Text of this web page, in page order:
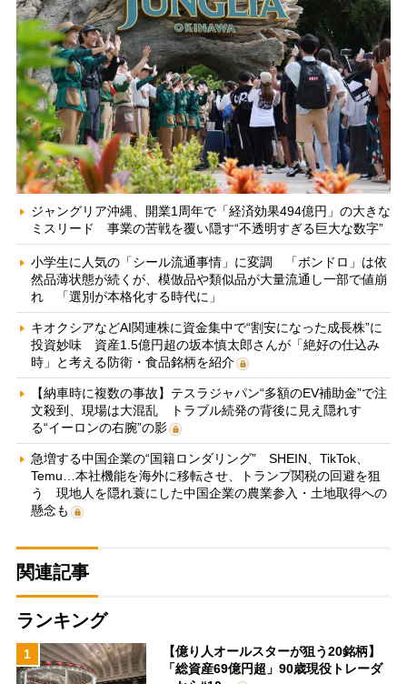
ジャングリア沖縄、開業1周年で「経済効果494億円」の大きな
ミスリード 事業の苦戦を覆い隠す“不透明すぎる巨大な数字”
小学生に人気の「シール流通事情」に変調 「ボンドロ」は依
然品薄状態が続くが、模倣品や類似品が大量流通し一部で値崩
れ 「選別が本格化する時代に」
キオクシアなどAI関連株に資金集中で“割安になった成長株”に
投資妙味 資産1.5億円超の坂本慎太郎さんが「絶好の仕込み
時」と考える防衛・食品銘柄を紹介
【納車時に複数の事故】テスラジャパン“多額のEV補助金”で注
文殺到、現場は大混乱 トラブル続発の背後に見え隠れす
る“イーロンの右腕”の影
急増する中国企業の“国籍ロンダリング” SHEIN、TikTok、
Temu…本社機能を海外に移転させ、トランプ関税の回避を狙
う 現地人を隠れ蓑にした中国企業の農業参入・土地取得への
懸念も
関連記事
ランキング
1
【億り人オールスターが狙う20銘柄】
「総資産69億円超」90歳現役トレーダ